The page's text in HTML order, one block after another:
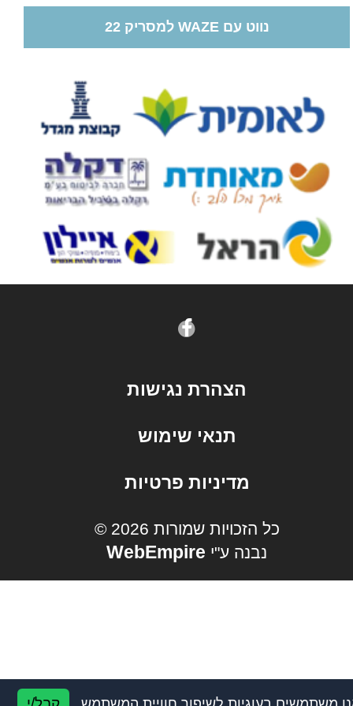
נווט עם WAZE למסריק 22
הצהרת נגישות
תנאי שימוש
מדיניות פרטיות
© כל הזכויות שמורות 2026
WebEmpire נבנה ע"י